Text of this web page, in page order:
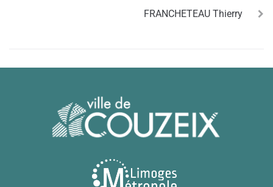
FRANCHETEAU Thierry